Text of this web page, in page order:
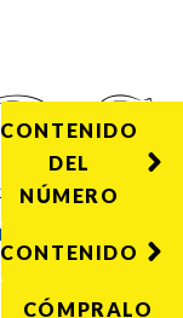
CONTENIDO
DEL
NÚMERO
CONTENIDO
CÓMPRALO